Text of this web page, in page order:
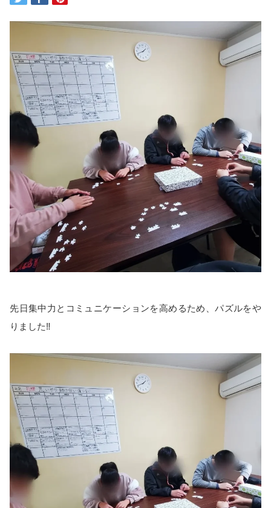
先日集中力とコミュニケーションを高めるため、パズルをや
りました‼️